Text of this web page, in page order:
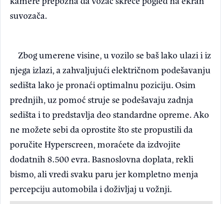
suvozača.
Zbog umerene visine, u vozilo se baš lako ulazi i iz
njega izlazi, a zahvaljujući električnom podešavanju
sedišta lako je pronaći optimalnu poziciju. Osim
prednjih, uz pomoć struje se podešavaju zadnja
sedišta i to predstavlja deo standardne opreme. Ako
ne možete sebi da oprostite što ste propustili da
poručite Hyperscreen, moraćete da izdvojite
dodatnih 8.500 evra. Basnoslovna doplata, rekli
bismo, ali vredi svaku paru jer kompletno menja
percepciju automobila i doživljaj u vožnji.